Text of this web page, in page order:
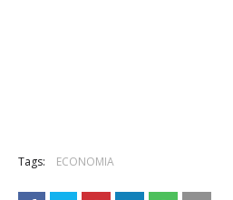
Tags: ECONOMIA